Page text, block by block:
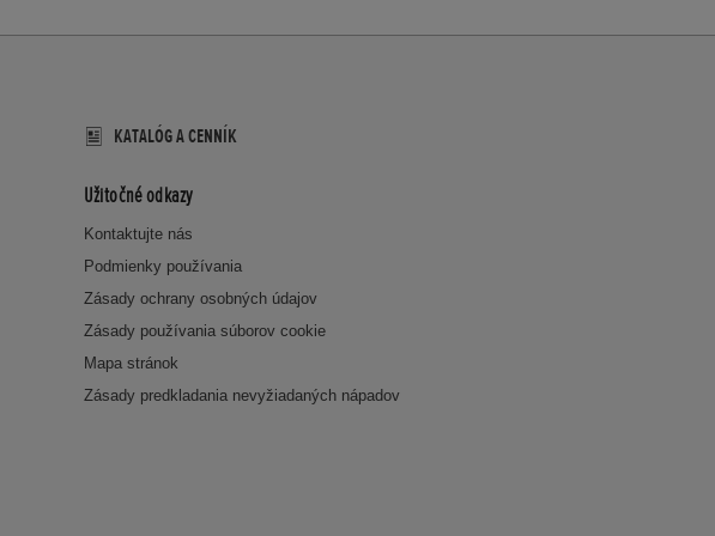
KATALÓG A CENNÍK
Užitočné odkazy
Kontaktujte nás
Podmienky používania
Zásady ochrany osobných údajov
Zásady používania súborov cookie
Mapa stránok
Zásady predkladania nevyžiadaných nápadov